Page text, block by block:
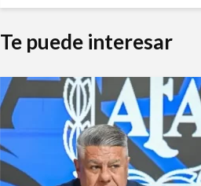
Te puede interesar